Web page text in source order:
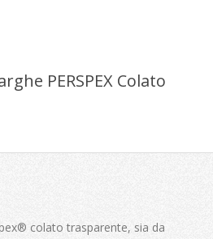
PERSPEX Colato
colato trasparente, sia da